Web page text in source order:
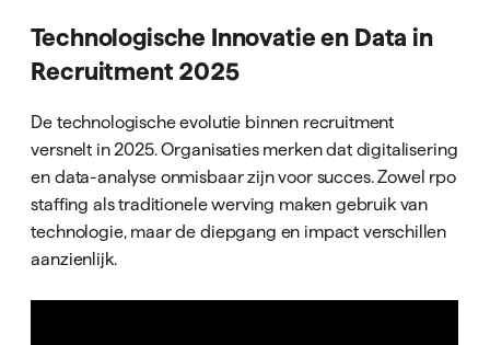
Technologische Innovatie en Data in
Recruitment 2025
De technologische evolutie binnen recruitment
versnelt in 2025. Organisaties merken dat digitalisering
en data-analyse onmisbaar zijn voor succes. Zowel rpo
staffing als traditionele werving maken gebruik van
technologie, maar de diepgang en impact verschillen
aanzienlijk.